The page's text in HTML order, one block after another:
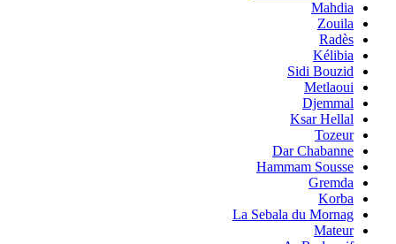
Mahdia
Zouila
Radès
Kélibia
Sidi Bouzid
Metlaoui
Djemmal
Ksar Hellal
Tozeur
Dar Chabanne
Hammam Sousse
Gremda
Korba
La Sebala du Mornag
Mateur